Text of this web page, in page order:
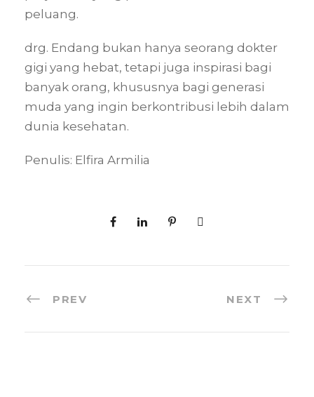
peluang.
drg. Endang bukan hanya seorang dokter
gigi yang hebat, tetapi juga inspirasi bagi
banyak orang, khususnya bagi generasi
muda yang ingin berkontribusi lebih dalam
dunia kesehatan.
Penulis: Elfira Armilia
PREV NEXT